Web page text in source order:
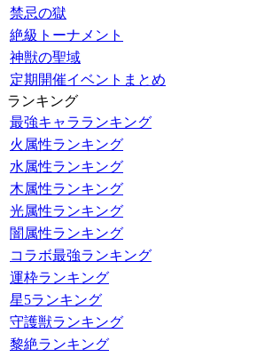
禁忌の獄
絶級トーナメント
神獣の聖域
定期開催イベントまとめ
ランキング
最強キャラランキング
火属性ランキング
水属性ランキング
木属性ランキング
光属性ランキング
闇属性ランキング
コラボ最強ランキング
運枠ランキング
星5ランキング
守護獣ランキング
黎絶ランキング